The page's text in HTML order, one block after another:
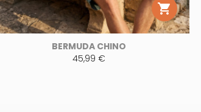

BERMUDA CHINO
45,99 €